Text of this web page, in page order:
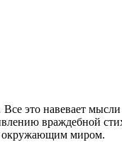
навевает мысли
враждебной
окружающим миром.